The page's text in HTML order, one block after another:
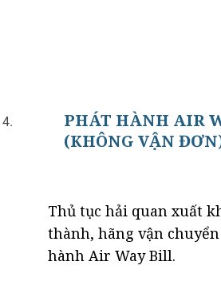
PHÁT HÀNH AIR
(KHÔNG VẬN
Thủ tục hải quan xuất
thành, hãng vận
hành Air Way Bill.